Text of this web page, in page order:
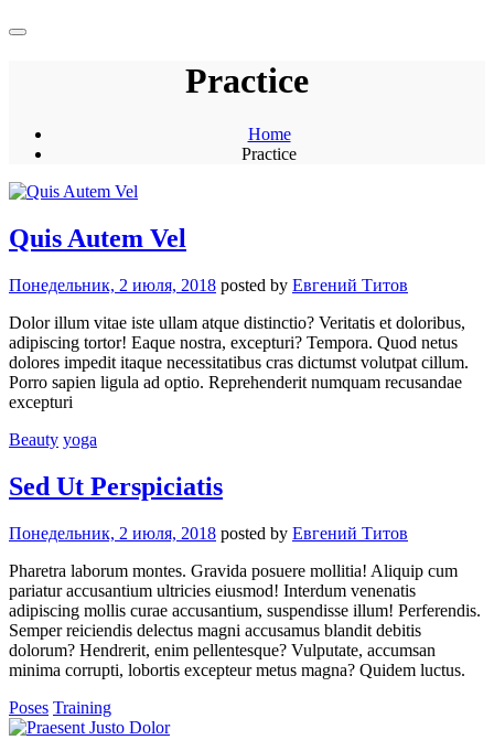
Practice
Home
Practice
Quis Autem Vel
Понедельник, 2 июля, 2018 posted by Евгений Титов
Dolor illum vitae iste ullam atque distinctio? Veritatis et doloribus,
adipiscing tortor! Eaque nostra, excepturi? Tempora. Quod netus
dolores impedit itaque necessitatibus cras dictumst volutpat cillum.
Porro sapien ligula ad optio. Reprehenderit numquam recusandae
excepturi
Beauty yoga
Sed Ut Perspiciatis
Понедельник, 2 июля, 2018 posted by Евгений Титов
Pharetra laborum montes. Gravida posuere mollitia! Aliquip cum
pariatur accusantium ultricies eiusmod! Interdum venenatis
adipiscing mollis curae accusantium, suspendisse illum! Perferendis.
Semper reiciendis delectus magni accusamus blandit debitis
dolorum? Hendrerit, enim pellentesque? Vulputate, accumsan
minima corrupti, lobortis excepteur metus magna? Quidem luctus.
Poses Training